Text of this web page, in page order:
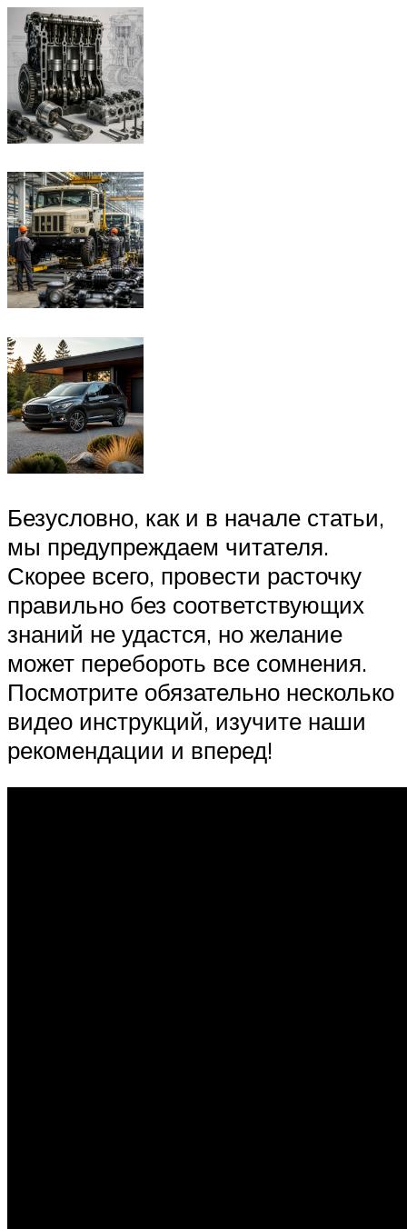
Безусловно, как и в начале статьи,
мы предупреждаем читателя.
Скорее всего, провести расточку
правильно без соответствующих
знаний не удастся, но желание
может перебороть все сомнения.
Посмотрите обязательно несколько
видео инструкций, изучите наши
рекомендации и вперед!